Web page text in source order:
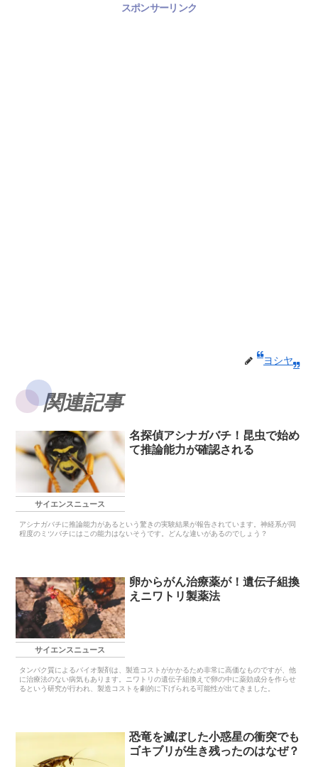
スポンサーリンク
ヨシヤ
関連記事
サイエンスニュース
名探偵アシナガバチ！昆虫で始め
て推論能力が確認される
アシナガバチに推論能力があるという驚きの実験結果が報告されています。神経系が同
程度のミツバチにはこの能力はないそうです。どんな違いがあるのでしょう？
サイエンスニュース
卵からがん治療薬が！遺伝子組換
えニワトリ製薬法
タンパク質によるバイオ製剤は、製造コストがかかるため非常に高価なものですが、他
に治療法のない病気もあります。ニワトリの遺伝子組換えで卵の中に薬効成分を作らせ
るという研究が行われ、製造コストを劇的に下げられる可能性が出てきました。
恐竜を滅ぼした小惑星の衝突でも
ゴキブリが生き残ったのはなぜ？